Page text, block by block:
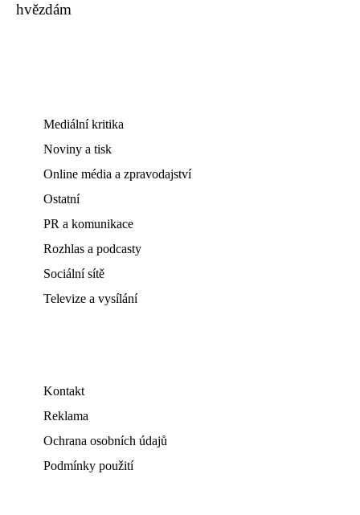
hvězdám
Mediální kritika
Noviny a tisk
Online média a zpravodajství
Ostatní
PR a komunikace
Rozhlas a podcasty
Sociální sítě
Televize a vysílání
Kontakt
Reklama
Ochrana osobních údajů
Podmínky použití